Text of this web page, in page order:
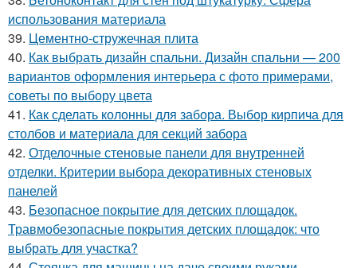
использования материала
39. Цементно-стружечная плита
40. Как выбрать дизайн спальни. Дизайн спальни — 200
вариантов оформления интерьера с фото примерами,
советы по выбору цвета
41. Как сделать колонны для забора. Выбор кирпича для
столбов и материала для секций забора
42. Отделочные стеновые панели для внутренней
отделки. Критерии выбора декоративных стеновых
панелей
43. Безопасное покрытие для детских площадок.
Травмобезопасные покрытия детских площадок: что
выбрать для участка?